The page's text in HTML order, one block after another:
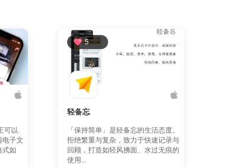
可以
电子文
式如
5
轻备忘
「保持简单」是轻备忘的生活态度。
拒绝繁重与复杂，致力于快速记录与
回顾，打造如轻风拂面、水过无痕的
使用...